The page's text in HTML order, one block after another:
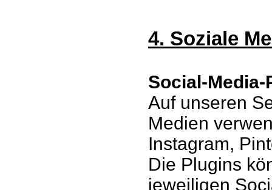
4. Soziale
Social-
Auf unseren
Medien
Instagram,
Die Plugins
jeweiligen